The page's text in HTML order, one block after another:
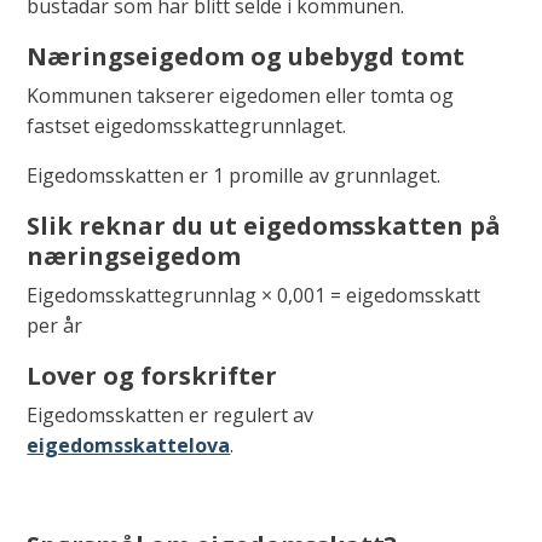
bustadar som har blitt selde i kommunen.
Næringseigedom og ubebygd tomt
Kommunen takserer eigedomen eller tomta og
fastset eigedomsskattegrunnlaget.
Eigedomsskatten er 1 promille av grunnlaget.
Slik reknar du ut eigedomsskatten på
næringseigedom
Eigedomsskattegrunnlag × 0,001 = eigedomsskatt
per år
Lover og forskrifter
Eigedomsskatten er regulert av
eigedomsskattelova.